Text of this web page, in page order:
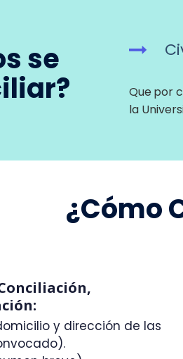
se
Que por
la
¿Cómo
y dirección de las